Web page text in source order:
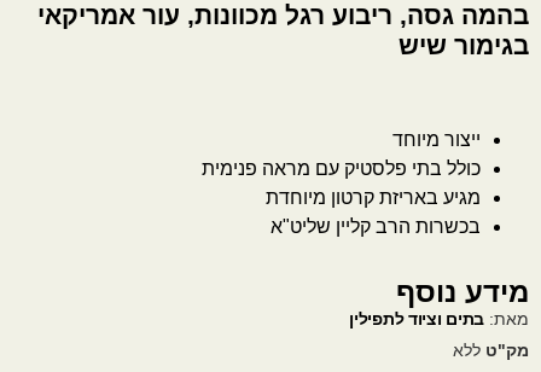
בהמה גסה, ריבוע רגל מכוונות, עור אמריקאי
בגימור שיש
ייצור מיוחד
כולל בתי פלסטיק עם מראה פנימית
מגיע באריזת קרטון מיוחדת
בכשרות הרב קליין שליט"א
מידע נוסף
מאת: בתים וציוד לתפילין
מק"ט ללא